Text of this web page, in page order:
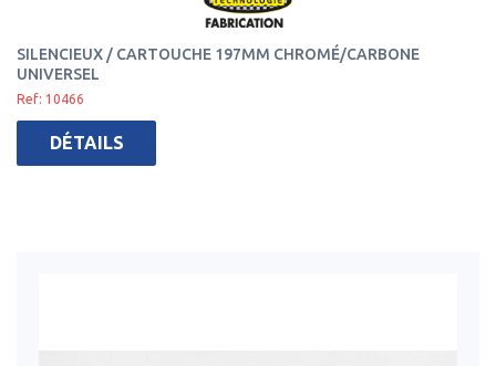
SILENCIEUX / CARTOUCHE 197MM CHROMÉ/CARBONE
UNIVERSEL
Ref: 10466
DÉTAILS